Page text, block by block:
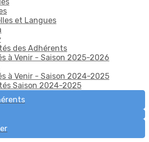
et Langues
des Adhérents
à Venir - Saison 2025-2026
à Venir - Saison 2024-2025
Saison 2024-2025